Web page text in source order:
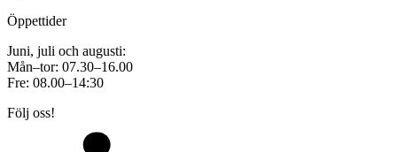
Öppettider
Juni, juli och augusti:
Mån–tor: 07.30–16.00
Fre: 08.00–14:30
Följ oss!